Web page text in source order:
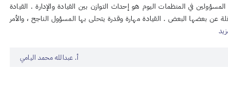
في المنظمات اليوم هو إحداث التوازن بين القيادة والإدارة . القيادة
عن بعضها البعض . القيادة مهارة وقدرة يتحلى بها المسؤول الناجح ، والأمر
أ. عبدالله محمد اليامي